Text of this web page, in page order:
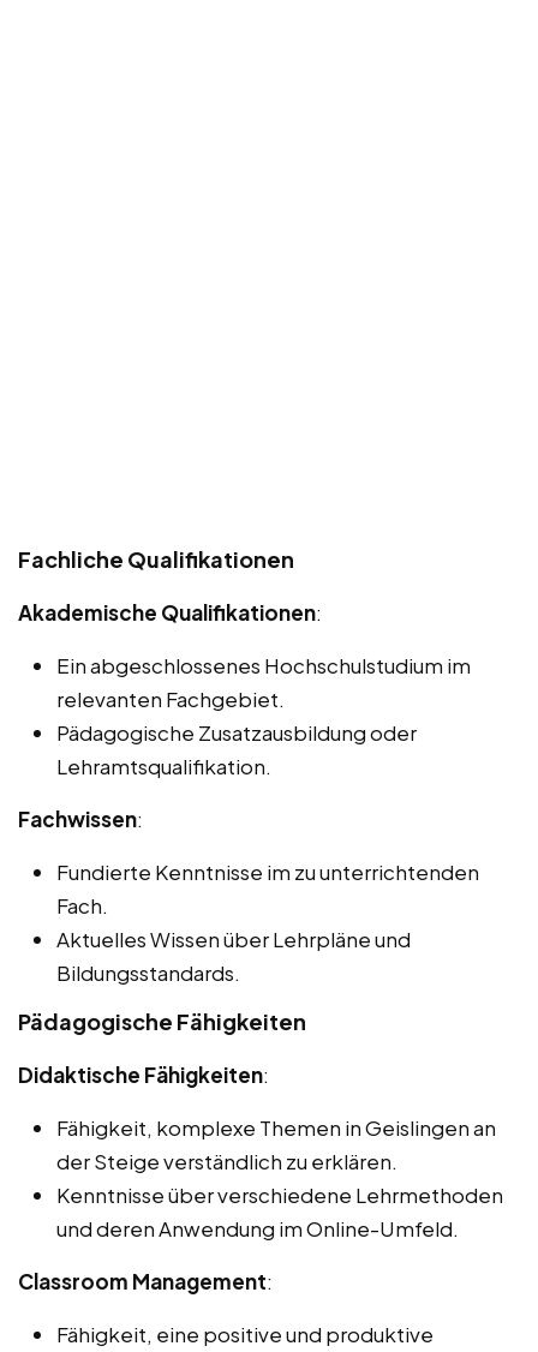
Fachliche Qualifikationen
Akademische Qualifikationen:
Ein abgeschlossenes Hochschulstudium im
relevanten Fachgebiet.
Pädagogische Zusatzausbildung oder
Lehramtsqualifikation.
Fachwissen:
Fundierte Kenntnisse im zu unterrichtenden
Fach.
Aktuelles Wissen über Lehrpläne und
Bildungsstandards.
Pädagogische Fähigkeiten
Didaktische Fähigkeiten:
Fähigkeit, komplexe Themen in Geislingen an
der Steige verständlich zu erklären.
Kenntnisse über verschiedene Lehrmethoden
und deren Anwendung im Online-Umfeld.
Classroom Management:
Fähigkeit, eine positive und produktive